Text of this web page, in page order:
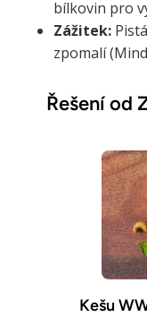
bílkovin pro
Zážitek:
zpomalí
Řešení od
Kešu